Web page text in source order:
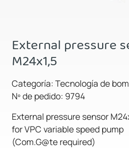
External pressure
M24x1,5
Categoría: Tecnología de
Nº de pedido: 9794
External pressure sensor
for VPC variable speed pump
(Com.G@te required)